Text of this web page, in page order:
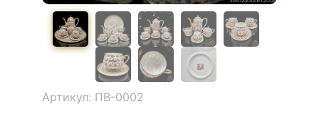
Артикул: ПВ-0002